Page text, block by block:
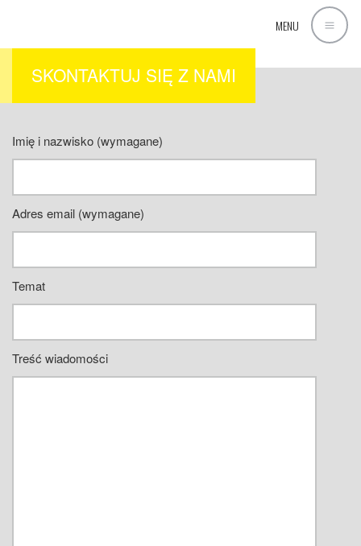
MENU
SKONTAKTUJ SIĘ Z NAMI
Imię i nazwisko (wymagane)
Adres email (wymagane)
Temat
Treść wiadomości